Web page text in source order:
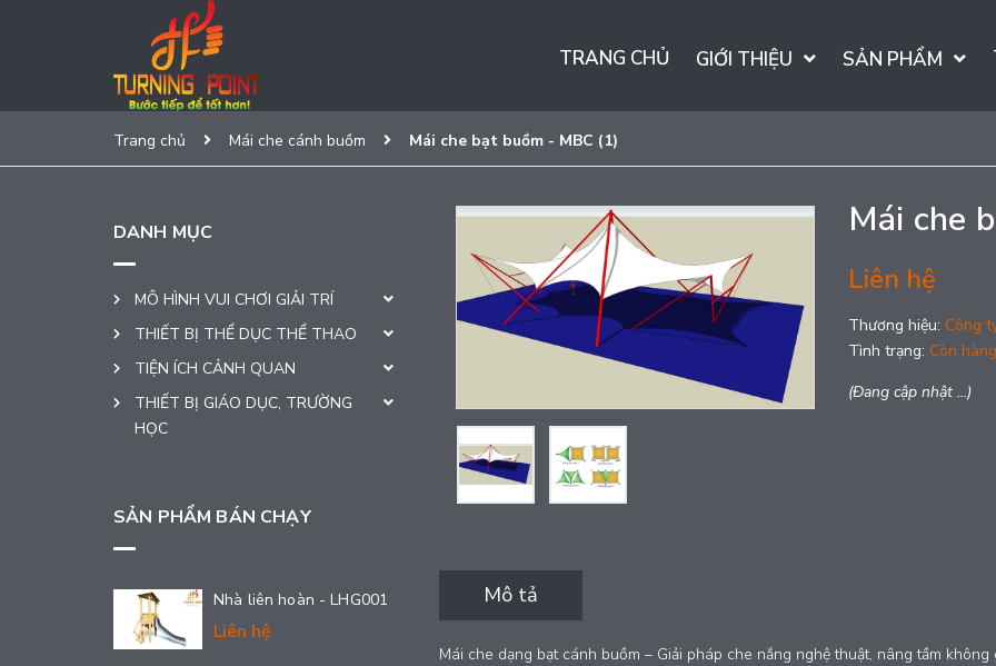
TRANG CHỦ GIỚI THIỆU SẢN PHẨM
Trang chủ Mái che cánh buồm Mái che bạt buồm - MBC (1)
Mái che
Liên hệ
Thương hiệu: Công
Tình trạng: Còn hàng
(Đang cập nhật ...)
Mô tả
Mái che dạng bạt cánh buồm – Giải pháp che nắng nghệ thuật, nâng tầm không
DANH MỤC
MÔ HÌNH VUI CHƠI GIẢI TRÍ
THIẾT BỊ THỂ DỤC THỂ THAO
TIỆN ÍCH CẢNH QUAN
THIẾT BỊ GIÁO DỤC, TRƯỜNG
HỌC
SẢN PHẨM BÁN CHẠY
Nhà liên hoàn - LHG001
Liên hệ